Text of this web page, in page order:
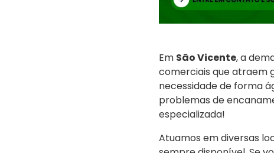
Em São Vicente, a
comerciais que atraem
necessidade de forma
problemas de
especializada!
Atuamos em diversas